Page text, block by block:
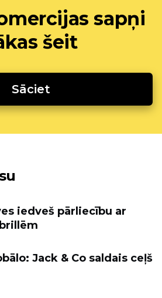
sapņi
šeit
Sāciet
iedveš pārliecību ar
Jack & Co saldais ceļš